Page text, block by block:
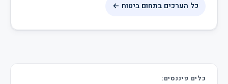
כל הערכים בתחום ביטוח ←
כלים פיננסים: